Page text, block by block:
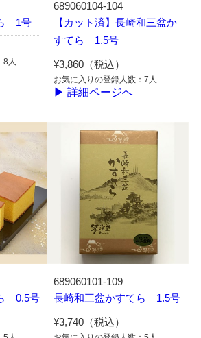
1号
8人
689060104-104
【カット済】長崎和三盆か
すてら 1.5号
¥3,860（税込）
お気に入りの登録人数：7人
▶ 詳細ページへ
0.5号
689060101-109
長崎和三盆かすてら 1.5号
¥3,740（税込）